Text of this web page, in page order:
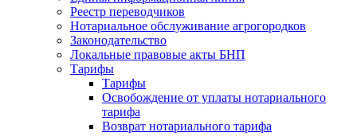
Реестр переводчиков
Нотариальное обслуживание агрогородков
Законодательство
Локальные правовые акты БНП
Тарифы
Тарифы
Освобождение от уплаты нотариального
тарифа
Возврат нотариального тарифа